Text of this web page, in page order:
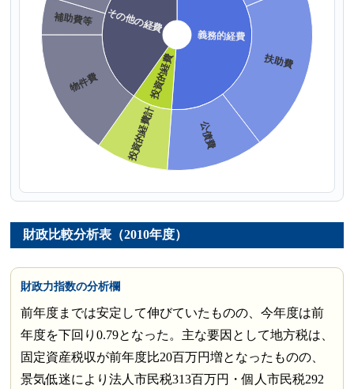
財政比較分析表（2010年度）
財政力指数の分析欄
前年度までは安定して伸びていたものの、今年度は前
年度を下回り0.79となった。主な要因として地方税は、
固定資産税収が前年度比20百万円増となったものの、
景気低迷により法人市民税313百万円・個人市民税292